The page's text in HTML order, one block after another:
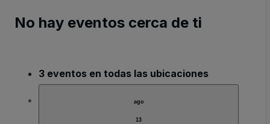
No hay eventos cerca de ti
3 eventos en todas las ubicaciones
ago
13